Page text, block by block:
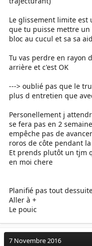
Le glissement limite
que tu puisse mettre
bloc au cucul et sa sa
Tu vas perdre en rayon
arrière et c'est OK
---> oublié pas que le
plus d entretien que
Personellement j
se fera pas en 2
empêche pas de
roros de côte pendant
Et prends plutôt un tjm
en moi chere
Planifié pas tout
Aller à +
Le pouic
7 Novembre 2016